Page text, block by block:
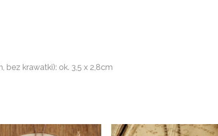
krawatki): ok. 3,5 x 2,8cm